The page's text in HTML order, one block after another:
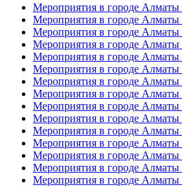
Мероприятия в городе Алматы
Мероприятия в городе Алматы
Мероприятия в городе Алматы
Мероприятия в городе Алматы
Мероприятия в городе Алматы
Мероприятия в городе Алматы
Мероприятия в городе Алматы
Мероприятия в городе Алматы
Мероприятия в городе Алматы
Мероприятия в городе Алматы
Мероприятия в городе Алматы
Мероприятия в городе Алматы
Мероприятия в городе Алматы
Мероприятия в городе Алматы
Мероприятия в городе Алматы